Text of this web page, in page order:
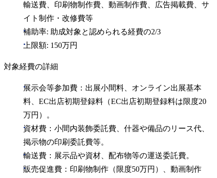
輸送費、印刷物制作費、動画制作費、広告掲載費、サ
イト制作・改修費等
補助率: 助成対象と認められる経費の2/3
上限額: 150万円
対象経費の詳細
展示会等参加費：出展小間料、オンライン出展基本
料、EC出店初期登録料（EC出店初期登録料は限度20
万円）。
資材費：小間内装飾委託費、什器や備品のリース代、
掲示物の印刷委託費等。
輸送費：展示品や資材、配布物等の運送委託費。
販売促進費：印刷物制作（限度50万円）、動画制作